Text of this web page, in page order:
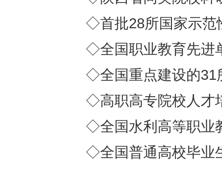
◇首批28所国家示范
◇全国职业教育先进
◇全国重点建设的31
◇高职高专院校人才
◇全国水利高等职业
◇全国普通高校毕业